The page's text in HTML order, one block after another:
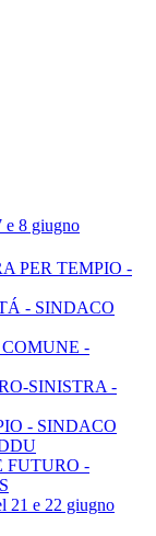
e 8 giugno
PER TEMPIO -
- SINDACO
-
SINISTRA -
- SINDACO
FUTURO -
21 e 22 giugno